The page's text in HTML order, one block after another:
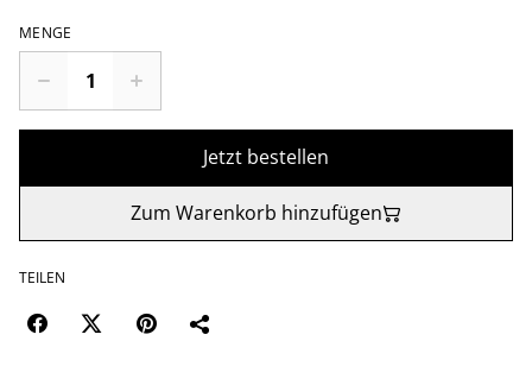
MENGE
Jetzt bestellen
Zum Warenkorb hinzufügen
TEILEN